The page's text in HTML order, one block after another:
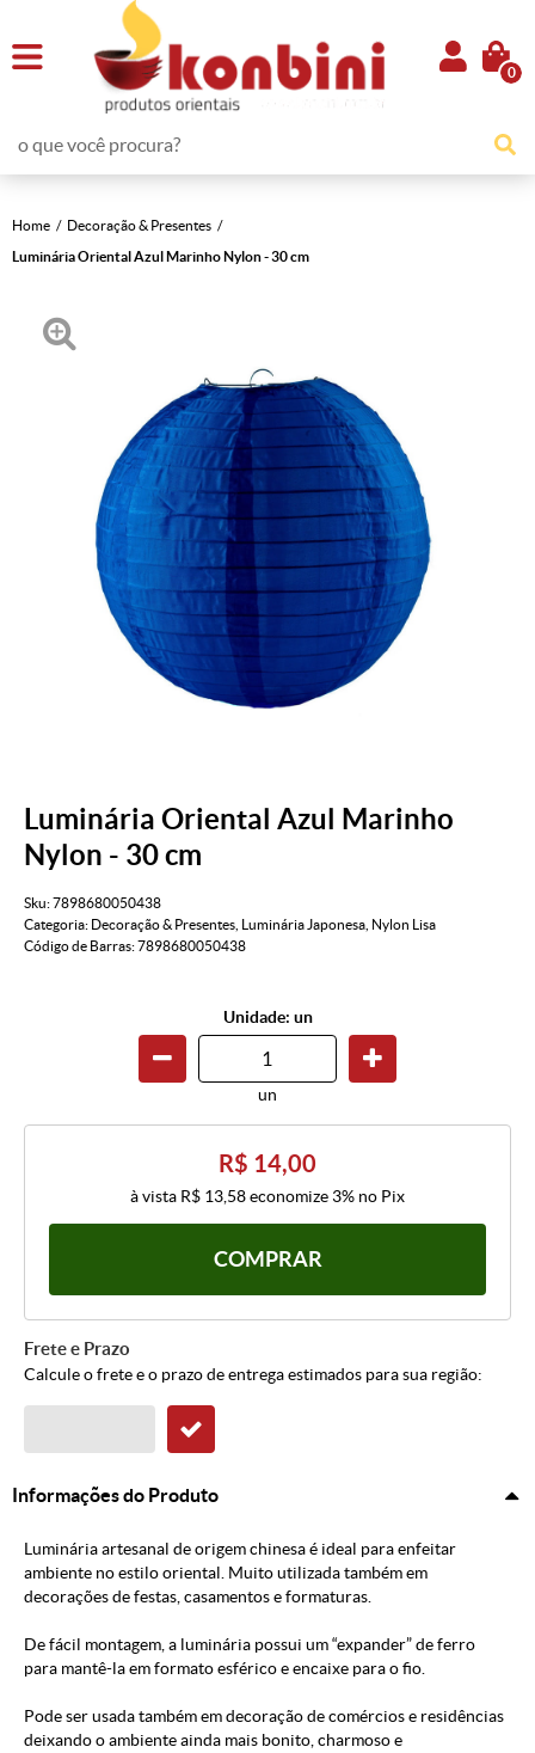
0
Home
Decoração & Presentes
Luminária Oriental Azul Marinho Nylon - 30 cm
Luminária Oriental Azul Marinho
Nylon - 30 cm
Sku:7898680050438
Categoria: Decoração & Presentes Luminária Japonesa Nylon Lisa
Código de Barras:7898680050438
Unidade: un
un
R$ 14,00
à vista R$ 13,58economize 3% no Pix
COMPRAR
Frete e Prazo
Calcule o frete e o prazo de entrega estimados para sua região:
Informações do Produto
Luminária artesanal de origem chinesa é ideal para enfeitar
ambiente no estilo oriental. Muito utilizada também em
decorações de festas, casamentos e formaturas.
De fácil montagem, a luminária possui um “expander” de ferro
para mantê-la em formato esférico e encaixe para o fio.
Pode ser usada também em decoração de comércios e residências
deixando o ambiente ainda mais bonito, charmoso e